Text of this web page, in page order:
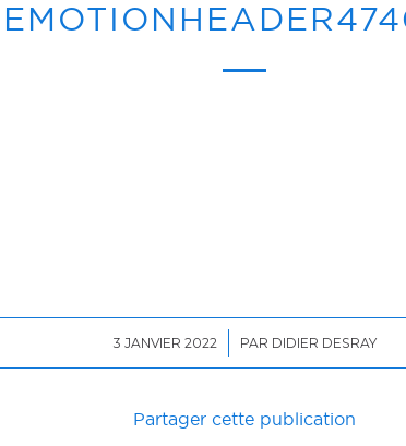
3 JANVIER 2022
/ PAR DIDIER DESRAY
Partager cette publication